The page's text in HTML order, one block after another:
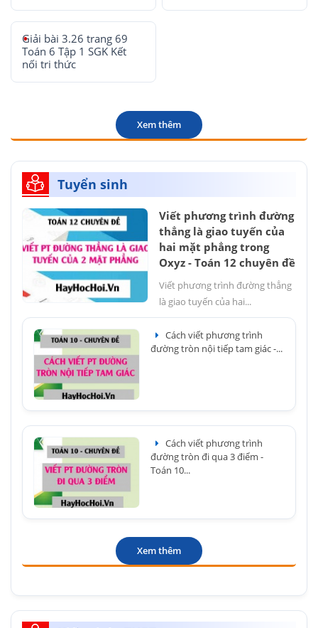
Giải bài 3.26 trang 69
Toán 6 Tập 1 SGK Kết
nối tri thức
Xem thêm
Tuyển sinh
Viết phương trình đường
thẳng là giao tuyến của
hai mặt phẳng trong
Oxyz - Toán 12 chuyên đề
Viết phương trình đường thẳng
là giao tuyến của hai...
Cách viết phương trình
đường tròn nội tiếp tam giác -...
Cách viết phương trình
đường tròn đi qua 3 điểm -
Toán 10...
Xem thêm